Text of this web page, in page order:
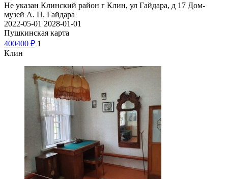
Не указан Клинский район г Клин, ул Гайдара, д 17 Дом-
музей А. П. Гайдара
2022-05-01 2028-01-01
Пушкинская карта
400400 ₽ 1
Клин